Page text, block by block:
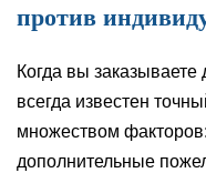
против
Когда вы заказываете
всегда известен
множеством
дополнительные